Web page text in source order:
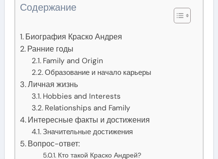
Содержание
Биография Краско Андрея
Ранние годы
Family and Origin
Образование и начало карьеры
Личная жизнь
Hobbies and Interests
Relationships and Family
Интересные факты и достижения
Значительные достижения
Вопрос-ответ:
Кто такой Краско Андрей?